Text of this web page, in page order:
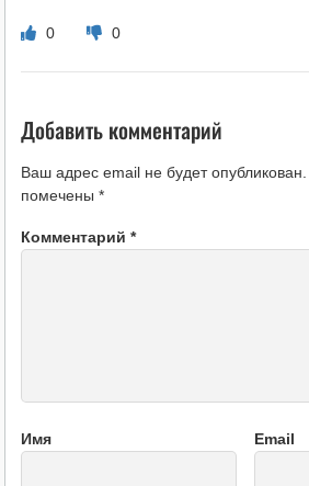
0 0
Добавить комментарий
Ваш адрес email не будет опубликован.
помечены *
Комментарий *
Имя Email